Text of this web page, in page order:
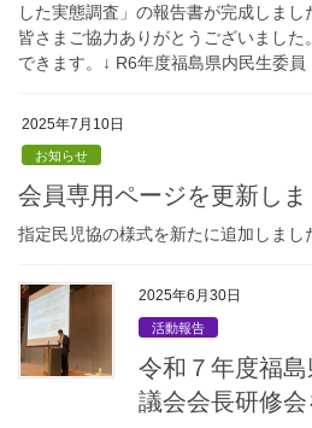
した実態調査」の報告書が完成しま
皆さまご協力ありがとうございました
できます。↓ R6年度福島県内民生委
2025年7月10日
お知らせ
会員専用ページを更新しま
指定民児協の様式を新たに追加しまし
2025年6月30日
活動報告
令和７年度福
議会会長研修会